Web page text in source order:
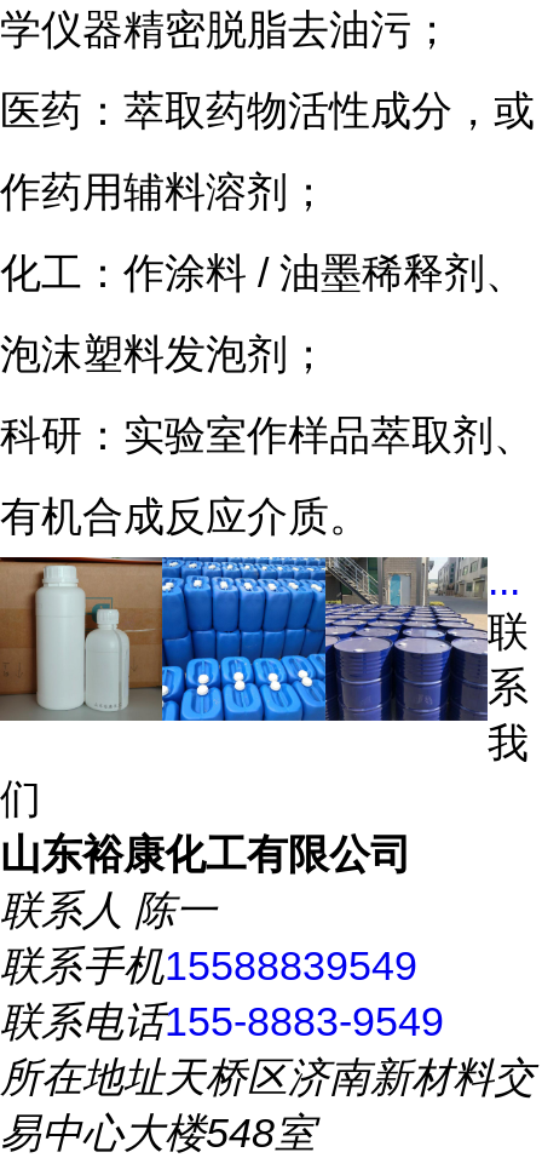
学仪器精密脱脂去油污；
医药：萃取药物活性成分，或
作药用辅料溶剂；
化工：作涂料 / 油墨稀释剂、
泡沫塑料发泡剂；
科研：实验室作样品萃取剂、
有机合成反应介质。
...
联
系
我
们
山东裕康化工有限公司
联系人 陈一
联系手机15588839549
联系电话155-8883-9549
所在地址天桥区济南新材料交
易中心大楼548室